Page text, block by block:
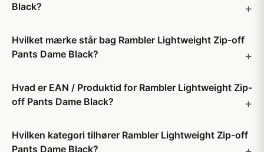
Black?
Hvilket mærke står bag Rambler Lightweight Zip-off
Pants Dame Black?
Hvad er EAN / Produktid for Rambler Lightweight Zip-
off Pants Dame Black?
Hvilken kategori tilhører Rambler Lightweight Zip-off
Pants Dame Black?